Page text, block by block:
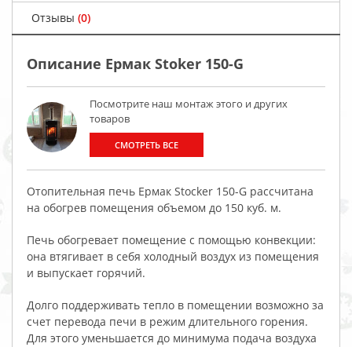
Отзывы (0)
Описание Ермак Stoker 150-G
Посмотрите наш монтаж этого и других
товаров
СМОТРЕТЬ ВСЕ
Отопительная печь Ермак Stocker 150-G рассчитана
на обогрев помещения объемом до 150 куб. м.
Печь обогревает помещение с помощью конвекции:
она втягивает в себя холодный воздух из помещения
и выпускает горячий.
Долго поддерживать тепло в помещении возможно за
счет перевода печи в режим длительного горения.
Для этого уменьшается до минимума подача воздуха